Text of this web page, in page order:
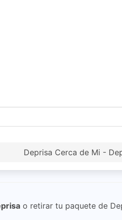
Deprisa Cerca de Mi -
o retirar tu paquete de